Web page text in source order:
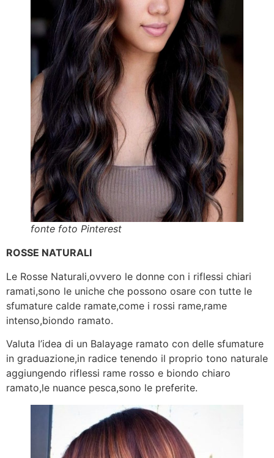
fonte foto Pinterest
ROSSE NATURALI
Le Rosse Naturali,ovvero le donne con i riflessi chiari
ramati,sono le uniche che possono osare con tutte le
sfumature calde ramate,come i rossi rame,rame
intenso,biondo ramato.
Valuta l’idea di un Balayage ramato con delle sfumature
in graduazione,in radice tenendo il proprio tono naturale
aggiungendo riflessi rame rosso e biondo chiaro
ramato,le nuance pesca,sono le preferite.